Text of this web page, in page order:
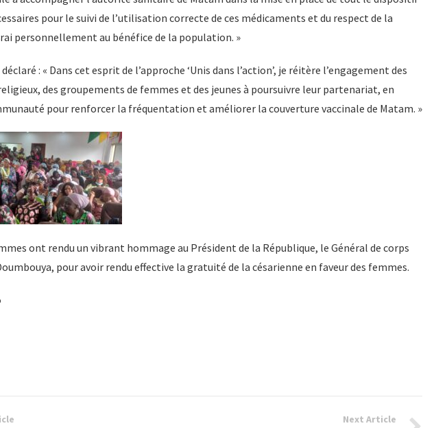
pour le suivi de l’utilisation correcte de ces médicaments et du respect de la
personnellement au bénéfice de la population. »
: « Dans cet esprit de l’approche ‘Unis dans l’action’, je réitère l’engagement des
des groupements de femmes et des jeunes à poursuivre leur partenariat, en
pour renforcer la fréquentation et améliorer la couverture vaccinale de Matam. »
ont rendu un vibrant hommage au Président de la République, le Général de corps
pour avoir rendu effective la gratuité de la césarienne en faveur des femmes.
Next Article